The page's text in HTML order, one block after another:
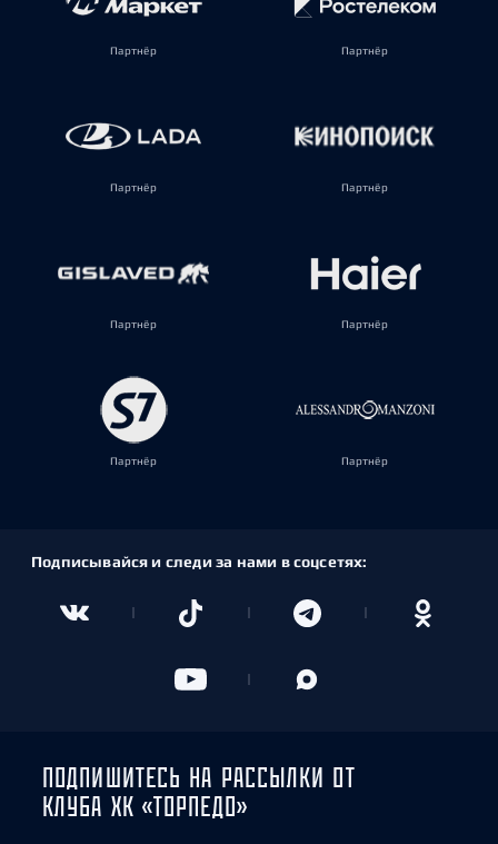
Партнёр Партнёр
Партнёр Партнёр
Партнёр Партнёр
Партнёр Партнёр
Подписывайся и следи за нами в соцсетях:
ПОДПИШИТЕСЬ НА РАССЫЛКИ ОТ
КЛУБА ХК «ТОРПЕДО»